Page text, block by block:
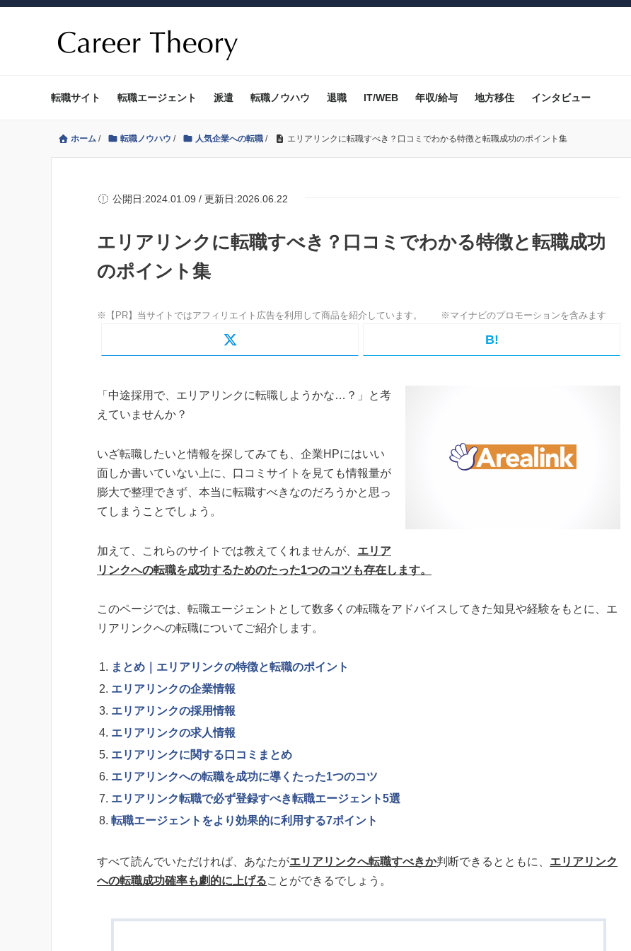
転職サイト 転職エージェント 派遣 転職ノウハウ 退職 IT/WEB 年収/給与 地方移住 インタビュー
ホーム / 転職ノウハウ / 人気企業への転職 / エリアリンクに転職すべき？口コミでわかる特徴と転職成功のポイント集
公開日:2024.01.09 / 更新日:2026.06.22
エリアリンクに転職すべき？口コミでわかる特徴と転職成功
のポイント集
B!
「中途採用で、エリアリンクに転職しようかな…？」と考
えていませんか？
いざ転職したいと情報を探してみても、企業HPにはいい
面しか書いていない上に、口コミサイトを見ても情報量が
膨大で整理できず、本当に転職すべきなのだろうかと思っ
てしまうことでしょう。
加えて、これらのサイトでは教えてくれませんが、 エリア
リンクへの転職を成功するためのたった1つのコツも存在します。
このページでは、転職エージェントとして数多くの転職をアドバイスしてきた知見や経験をもとに、エ
リアリンクへの転職についてご紹介します。
まとめ｜エリアリンクの特徴と転職のポイント
エリアリンクの企業情報
エリアリンクの採用情報
エリアリンクの求人情報
エリアリンクに関する口コミまとめ
エリアリンクへの転職を成功に導くたった1つのコツ
エリアリンク転職で必ず登録すべき転職エージェント5選
転職エージェントをより効果的に利用する7ポイント
すべて読んでいただければ、あなたがエリアリンクへ転職すべきか判断できるとともに、 エリアリンク
への転職成功確率も劇的に上げることができるでしょう。